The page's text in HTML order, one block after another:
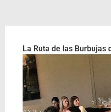
La Ruta de las Burbujas